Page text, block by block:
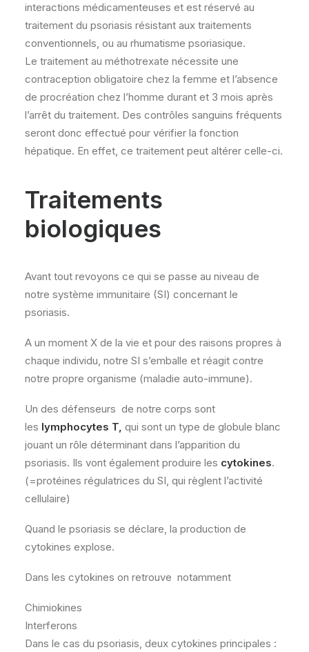
interactions médicamenteuses et est réservé au
traitement du psoriasis résistant aux traitements
conventionnels, ou au rhumatisme psoriasique.
Le traitement au méthotrexate nécessite une
contraception obligatoire chez la femme et l’absence
de procréation chez l’homme durant et 3 mois après
l’arrêt du traitement. Des contrôles sanguins fréquents
seront donc effectué pour vérifier la fonction
hépatique. En effet, ce traitement peut altérer celle-ci.
Traitements
biologiques
Avant tout revoyons ce qui se passe au niveau de
notre système immunitaire (SI) concernant le
psoriasis.
A un moment X de la vie et pour des raisons propres à
chaque individu, notre SI s’emballe et réagit contre
notre propre organisme (maladie auto-immune).
Un des défenseurs de notre corps sont
les lymphocytes T, qui sont un type de globule blanc
jouant un rôle déterminant dans l’apparition du
psoriasis. Ils vont également produire les cytokines.
(=protéines régulatrices du SI, qui règlent l’activité
cellulaire)
Quand le psoriasis se déclare, la production de
cytokines explose.
Dans les cytokines on retrouve notamment
Chimiokines
Interferons
Dans le cas du psoriasis, deux cytokines principales :